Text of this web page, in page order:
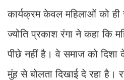
कार्यक्रम केवल महिलाओं को
ज्योति प्रकाश रंगा ने कहा कि
पीछे नहीं है। वे समाज को दिशा
मुंह से बोलता दिखाई दे रहा है।